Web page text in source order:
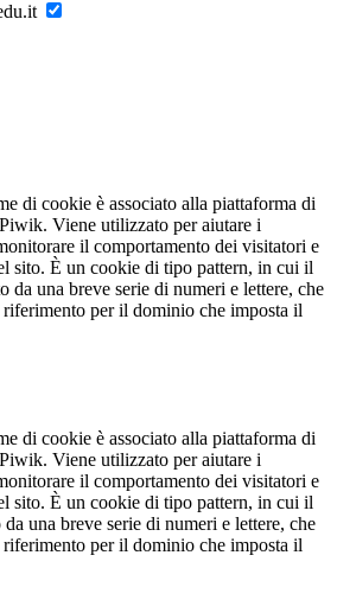
di cookie è associato alla piattaforma di
Viene utilizzato per aiutare i
il comportamento dei visitatori e
sito. È un cookie di tipo pattern, in cui il
da una breve serie di numeri e lettere, che
per il dominio che imposta il
di cookie è associato alla piattaforma di
Viene utilizzato per aiutare i
il comportamento dei visitatori e
sito. È un cookie di tipo pattern, in cui il
una breve serie di numeri e lettere, che
per il dominio che imposta il